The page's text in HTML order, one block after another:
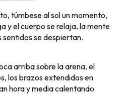
túmbese al sol un momento,
y el cuerpo se relaja, la mente
sentidos se despiertan.
arriba sobre la arena, el
los brazos extendidos en
hora y media calentando